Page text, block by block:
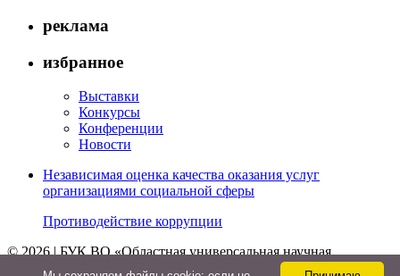
реклама
избранное
Выставки
Конкурсы
Конференции
Новости
Независимая оценка качества оказания услуг
организациями социальной сферы
Противодействие коррупции
© 2026 | БУК ВО «Областная универсальная научная
библиотека»